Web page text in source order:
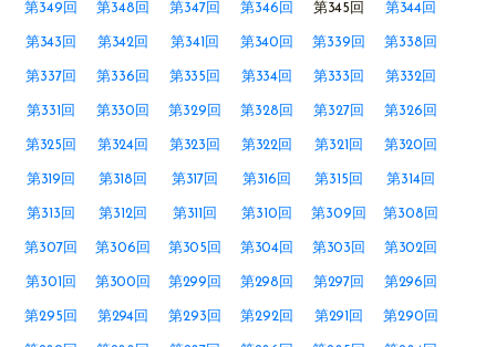
第349回 第348回 第347回 第346回 第345回 第344回
第343回 第342回 第341回 第340回 第339回 第338回
第337回 第336回 第335回 第334回 第333回 第332回
第331回 第330回 第329回 第328回 第327回 第326回
第325回 第324回 第323回 第322回 第321回 第320回
第319回 第318回 第317回 第316回 第315回 第314回
第313回 第312回 第311回 第310回 第309回 第308回
第307回 第306回 第305回 第304回 第303回 第302回
第301回 第300回 第299回 第298回 第297回 第296回
第295回 第294回 第293回 第292回 第291回 第290回